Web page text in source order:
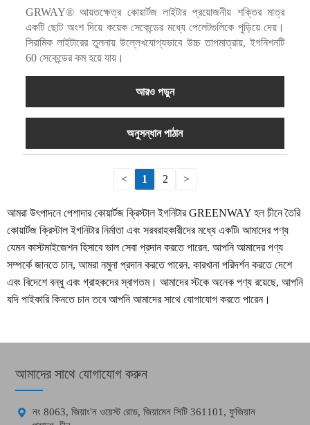
GRWAY® আয়তক্ষেত্র কোয়ার্টজ লাইটার প্রয়োজনীয় শক্তির মাত্র
একটি ছোট অংশ দিয়ে কয়েক সেকেন্ডের মধ্যে পেলেটগুলিকে পুড়িয়ে দেয়।
সিরামিক লাইটারের তুলনায় উল্লেখযোগ্যভাবে উচ্চ তাপমাত্রায়, ইগনিশনটি
60 সেকেন্ডের কম হয়ে যায়।
আরও পড়ুন
অনুসন্ধান পাঠান
< 1 2 >
আমরা উৎপাদনে পেশাদার কোয়ার্টজ ক্রিস্টাল ইগনিটার GREENWAY হল চীনে তৈরি
কোয়ার্টজ ক্রিস্টাল ইগনিটার নির্মাতা এবং সরবরাহকারীদের মধ্যে একটি৷ আমাদের পণ্য
যেমন কাস্টমাইজেশন হিসাবে ভাল সেবা প্রদান করতে পারেন. আপনি আমাদের পণ্য
সম্পর্কে জানতে চান, আমরা নমুনা প্রদান করতে পারেন. কারখানা পরিদর্শন করতে দেশে
এবং বিদেশে বন্ধু এবং গ্রাহকদের স্বাগতম। আমাদের স্টকে অনেক পণ্য রয়েছে, আপনি
যদি পাইকারি কিনতে চান তবে আপনি আমাদের সাথে যোগাযোগ করতে পারেন।
আমাদের সাথে যোগাযোগ করুন

নং 8063, জিয়াং'ন ওয়েস্ট রোড, জিয়ামেন সিটি 361101, ফুজিয়ান